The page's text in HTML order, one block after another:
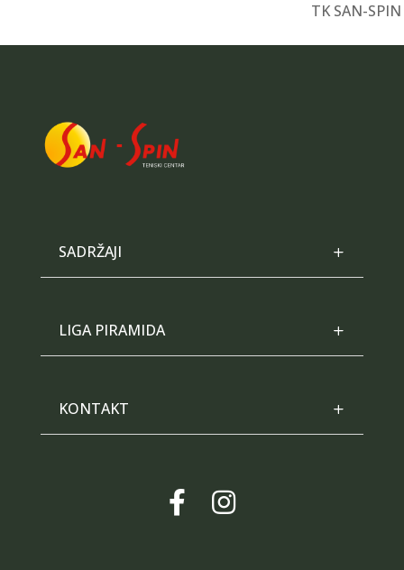
TK SAN-SPIN
SADRŽAJI
LIGA PIRAMIDA
KONTAKT
 